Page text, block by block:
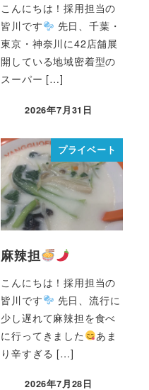
こんにちは！採用担当の
皆川です
先日、千葉・
東京・神奈川に42店舗展
開している地域密着型の
スーパー […]
2026年7月31日
プライベート
麻辣担
こんにちは！採用担当の
皆川です
先日、流行に
少し遅れて麻辣担を食べ
に行ってきました
あま
り辛すぎる […]
2026年7月28日